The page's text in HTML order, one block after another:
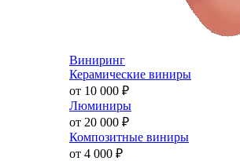
Виниринг
Керамические виниры
от 10 000 ₽
Люминиры
от 20 000 ₽
Композитные виниры
от 4 000 ₽